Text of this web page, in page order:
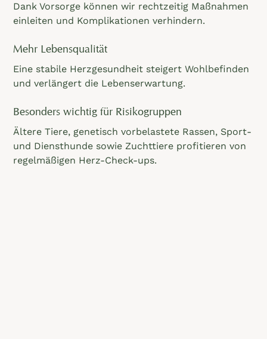
Dank Vorsorge können wir rechtzeitig Maßnahmen
einleiten und Komplikationen verhindern.
Mehr Lebensqualität
Eine stabile Herzgesundheit steigert Wohlbefinden
und verlängert die Lebenserwartung.
Besonders wichtig für Risikogruppen
Ältere Tiere, genetisch vorbelastete Rassen, Sport-
und Diensthunde sowie Zuchttiere profitieren von
regelmäßigen Herz-Check-ups.